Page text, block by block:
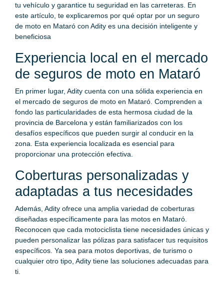
tu vehículo y garantice tu seguridad en las carreteras. En
este artículo, te explicaremos por qué optar por un seguro
de moto en Mataró con Adity es una decisión inteligente y
beneficiosa
Experiencia local en el mercado
de seguros de moto en Mataró
En primer lugar, Adity cuenta con una sólida experiencia en
el mercado de seguros de moto en Mataró. Comprenden a
fondo las particularidades de esta hermosa ciudad de la
provincia de Barcelona y están familiarizados con los
desafíos específicos que pueden surgir al conducir en la
zona. Esta experiencia localizada es esencial para
proporcionar una protección efectiva.
Coberturas personalizadas y
adaptadas a tus necesidades
Además, Adity ofrece una amplia variedad de coberturas
diseñadas específicamente para las motos en Mataró.
Reconocen que cada motociclista tiene necesidades únicas y
pueden personalizar las pólizas para satisfacer tus requisitos
específicos. Ya sea para motos deportivas, de turismo o
cualquier otro tipo, Adity tiene las soluciones adecuadas para
ti.